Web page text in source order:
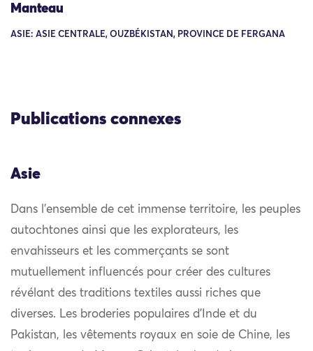
Manteau
ASIE: ASIE CENTRALE, OUZBÉKISTAN, PROVINCE DE FERGANA
Publications connexes
Asie
Dans l’ensemble de cet immense territoire, les peuples
autochtones ainsi que les explorateurs, les
envahisseurs et les commerçants se sont
mutuellement influencés pour créer des cultures
révélant des traditions textiles aussi riches que
diverses. Les broderies populaires d’Inde et du
Pakistan, les vêtements royaux en soie de Chine, les